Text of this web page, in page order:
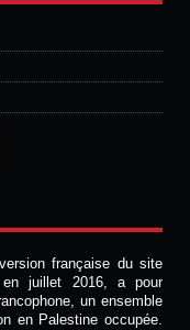
française du site
en juillet 2016, a pour
un ensemble
en Palestine occupée.